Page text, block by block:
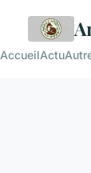
AccueilActu